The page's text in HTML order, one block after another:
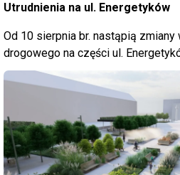
Utrudnienia na ul. Energetyków
Od 10 sierpnia br. nastąpią zmiany
drogowego na części ul.